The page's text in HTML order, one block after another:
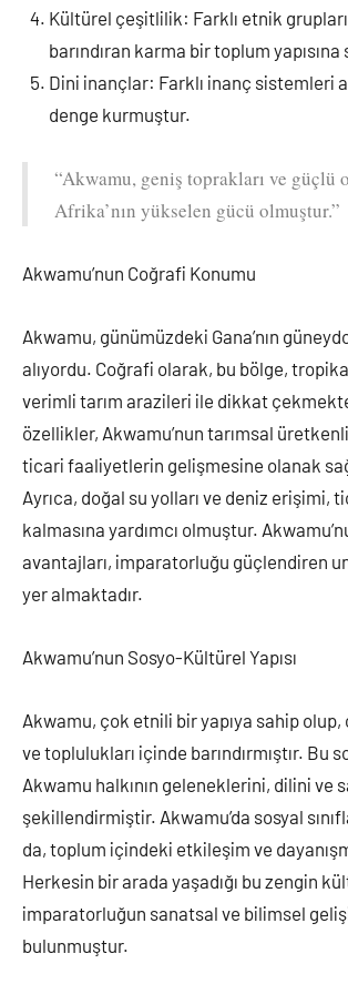
Kültürel çeşitlilik: Farklı etnik
barındıran karma bir toplum
Dini inançlar: Farklı inanç sistemleri
denge kurmuştur.
“Akwamu, geniş toprakları ve güçlü
Afrika’nın yükselen gücü olmuştur.”
Akwamu’nun Coğrafi Konumu
Akwamu, günümüzdeki Gana’nın
alıyordu. Coğrafi olarak, bu bölge,
verimli tarım arazileri ile dikkat
özellikler, Akwamu’nun tarımsal
ticari faaliyetlerin gelişmesine olanak
Ayrıca, doğal su yolları ve deniz erişimi,
kalmasına yardımcı olmuştur.
avantajları, imparatorluğu güçlendiren
yer almaktadır.
Akwamu’nun Sosyo-Kültürel Yapısı
Akwamu, çok etnili bir yapıya sahip
ve toplulukları içinde barındırmıştır. Bu
Akwamu halkının geleneklerini, dilini ve
şekillendirmiştir. Akwamu’da sosyal
da, toplum içindeki etkileşim ve
Herkesin bir arada yaşadığı bu zengin
imparatorluğun sanatsal ve bilimsel
bulunmuştur.